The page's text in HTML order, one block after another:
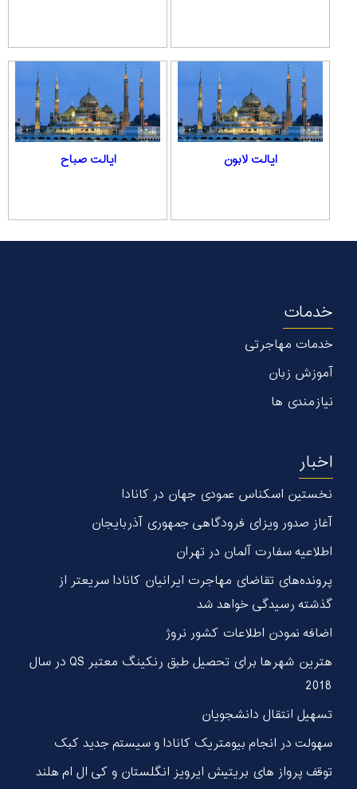
ایالت صباح ایالت لابون
خدمات
خدمات مهاجرتی
آموزش زبان
نیازمندی ها
اخبار
نخستین اسکناس عمودی جهان در كانادا
آغاز صدور ویزای فرودگاهی جمهوری آذربایجان
اطلاعیه سفارت آلمان در تهران
پرونده‌های تقاضای مهاجرت ایرانیان کانادا سریعتر از
گذشته رسیدگی خواهد شد
اضافه نمودن اطلاعات کشور نروژ
هترین شهر‌ها برای تحصیل طبق رنکینگ معتبر QS در سال
2018
تسهیل انتقال دانشجویان
سهولت در انجام بیومتریک کانادا و سیستم جدید کبک
توقف پرواز های بریتیش ایرویز انگلستان و کی ال ام هلند